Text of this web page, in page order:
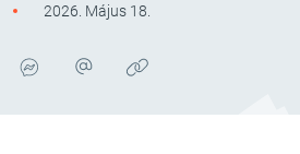
2026. Május 18.